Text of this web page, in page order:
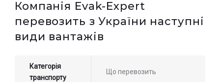
Компанія Evak-Expert
перевозить з України наступні
види вантажів
Категорія
транспорту
Що перевозить